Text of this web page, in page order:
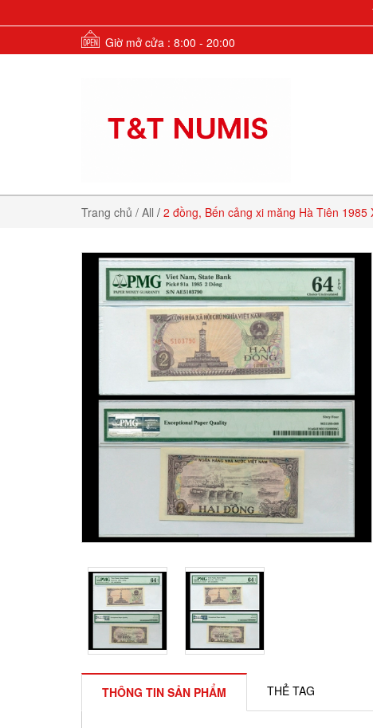
Giờ mở cửa : 8:00 - 20:00
Trang chủ / All / 2 đồng, Bến cảng xi măng Hà Tiên 1985
THÔNG TIN SẢN PHẨM THẺ TAG